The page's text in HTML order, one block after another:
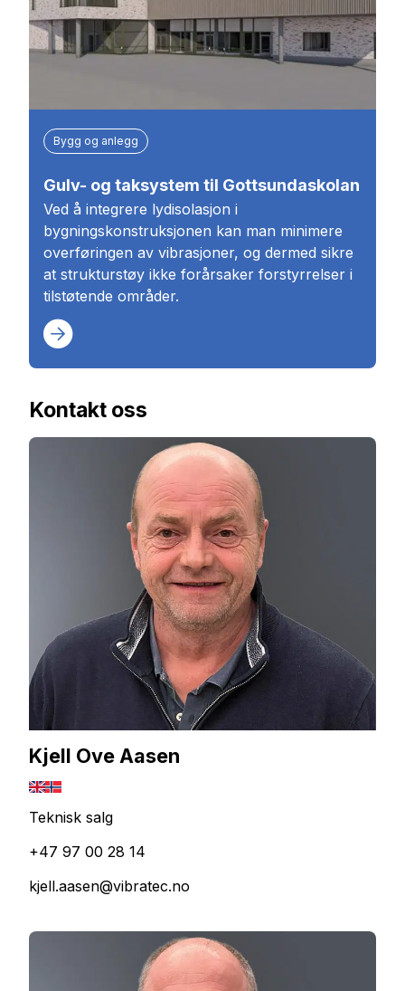
Bygg og anlegg
Gulv- og taksystem til Gottsundaskolan
Ved å integrere lydisolasjon i
bygningskonstruksjonen kan man minimere
overføringen av vibrasjoner, og dermed sikre
at strukturstøy ikke forårsaker forstyrrelser i
tilstøtende områder.
Kontakt oss
Kjell Ove Aasen
Teknisk salg
+47 97 00 28 14
kjell.aasen@vibratec.no